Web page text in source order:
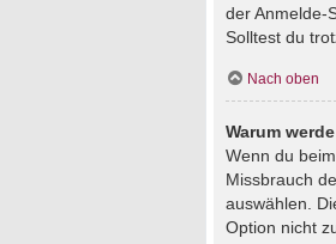
der Anmelde-
Solltest du
Nach oben
Warum
Wenn du
Missbrauch
auswählen.
Option nicht